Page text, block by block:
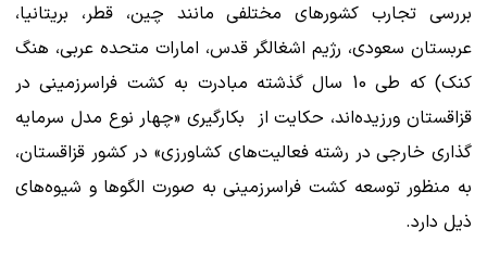
بررسی تجارب کشورهای مختلفی مانند چین، قطر، بریتانیا،
عربستان سعودی، رژیم اشغالگر قدس، امارات متحده عربی، هنگ
کنک) که طی 10 سال گذشته مبادرت به کشت فراسرزمینی در
قزاقستان ورزیده‌اند، حکایت از بکارگیری «چهار نوع مدل سرمایه
گذاری خارجی در رشته فعالیت‌های کشاورزی» در کشور قزاقستان،
به منظور توسعه کشت فراسرزمینی به صورت الگوها و شیوه‌های
ذیل دارد.